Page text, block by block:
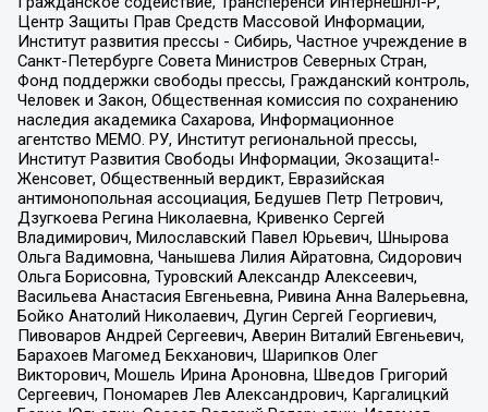
Центр Защиты Прав Средств Массовой Информации,
Институт развития прессы - Сибирь, Частное учреждение в
Санкт-Петербурге Совета Министров Северных Стран,
Фонд поддержки свободы прессы, Гражданский контроль,
Человек и Закон, Общественная комиссия по сохранению
наследия академика Сахарова, Информационное
агентство МЕМО. РУ, Институт региональной прессы,
Институт Развития Свободы Информации, Экозащита!-
Женсовет, Общественный вердикт, Евразийская
антимонопольная ассоциация, Бедушев Петр Петрович,
Дзугкоева Регина Николаевна, Кривенко Сергей
Владимирович, Милославский Павел Юрьевич, Шнырова
Ольга Вадимовна, Чанышева Лилия Айратовна, Сидорович
Ольга Борисовна, Туровский Александр Алексеевич,
Васильева Анастасия Евгеньевна, Ривина Анна Валерьевна,
Бойко Анатолий Николаевич, Дугин Сергей Георгиевич,
Пивоваров Андрей Сергеевич, Аверин Виталий Евгеньевич,
Барахоев Магомед Бекханович, Шарипков Олег
Викторович, Мошель Ирина Ароновна, Шведов Григорий
Сергеевич, Пономарев Лев Александрович, Каргалицкий